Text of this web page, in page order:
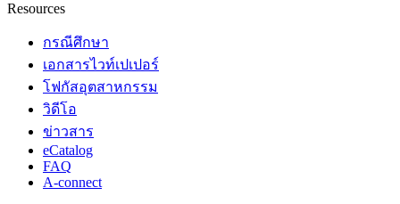
Resources
กรณีศึกษา
เอกสารไวท์เปเปอร์
โฟกัสอุตสาหกรรม
วิดีโอ
ข่าวสาร
eCatalog
FAQ
A-connect